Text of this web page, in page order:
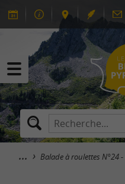
Balade à roulettes N°24